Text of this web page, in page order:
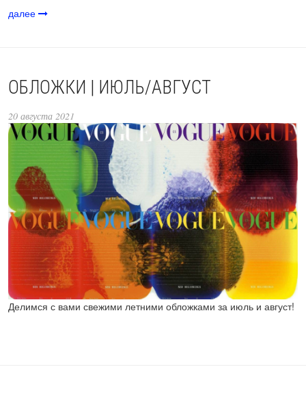
далее
ОБЛОЖКИ | ИЮЛЬ/АВГУСТ
20 августа 2021
Делимся с вами свежими летними обложками за июль и август!